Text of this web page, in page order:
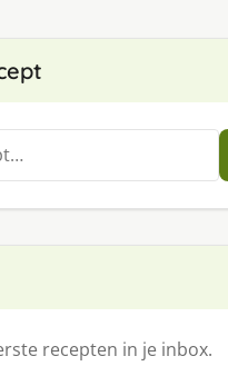
recepten in je inbox.